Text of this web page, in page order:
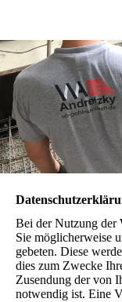
Bei der Nutzung der
Sie möglicherweise
gebeten. Diese
dies zum Zwecke
Zusendung der von
notwendig ist. Eine